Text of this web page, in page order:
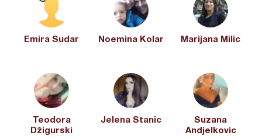
Emira Sudar Noemina Kolar Marijana Milic
Teodora
Džigurski
Jelena Stanic
Suzana
Andjelkovic